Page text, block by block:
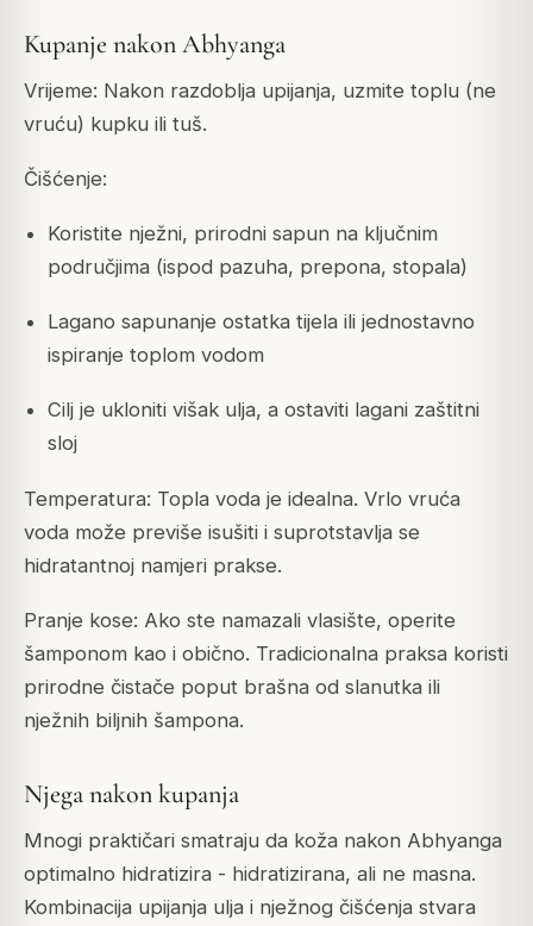
Kupanje nakon Abhyanga
Vrijeme: Nakon razdoblja upijanja, uzmite toplu (ne
vruću) kupku ili tuš.
Čišćenje:
Koristite nježni, prirodni sapun na ključnim
područjima (ispod pazuha, prepona, stopala)
Lagano sapunanje ostatka tijela ili jednostavno
ispiranje toplom vodom
Cilj je ukloniti višak ulja, a ostaviti lagani zaštitni
sloj
Temperatura: Topla voda je idealna. Vrlo vruća
voda može previše isušiti i suprotstavlja se
hidratantnoj namjeri prakse.
Pranje kose: Ako ste namazali vlasište, operite
šamponom kao i obično. Tradicionalna praksa koristi
prirodne čistače poput brašna od slanutka ili
nježnih biljnih šampona.
Njega nakon kupanja
Mnogi praktičari smatraju da koža nakon Abhyanga
optimalno hidratizira - hidratizirana, ali ne masna.
Kombinacija upijanja ulja i nježnog čišćenja stvara